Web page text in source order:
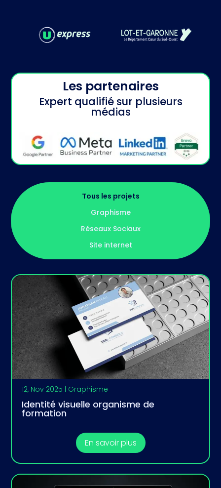
Les partenaires
Expert qualifié sur plusieurs
médias
Tous les projets
Graphisme
Réseaux Sociaux
Site internet
12, Nov 2025 | Graphisme
Identité visuelle organisme de
formation
En savoir plus